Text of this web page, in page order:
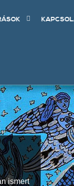
ismert